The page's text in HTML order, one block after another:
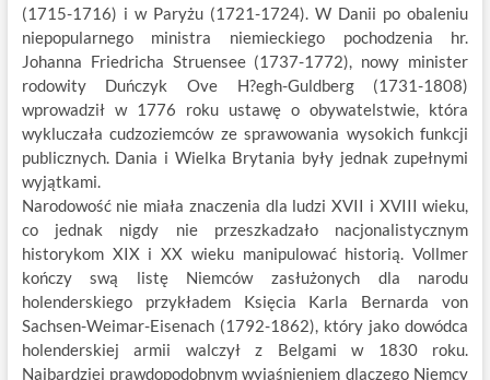
(1715-1716) i w Paryżu (1721-1724). W Danii po obaleniu
niepopularnego ministra niemieckiego pochodzenia hr.
Johanna Friedricha Struensee (1737-1772), nowy minister
rodowity Duńczyk Ove H?egh-Guldberg (1731-1808)
wprowadził w 1776 roku ustawę o obywatelstwie, która
wykluczała cudzoziemców ze sprawowania wysokich funkcji
publicznych. Dania i Wielka Brytania były jednak zupełnymi
wyjątkami.
Narodowość nie miała znaczenia dla ludzi XVII i XVIII wieku,
co jednak nigdy nie przeszkadzało nacjonalistycznym
historykom XIX i XX wieku manipulować historią. Vollmer
kończy swą listę Niemców zasłużonych dla narodu
holenderskiego przykładem Księcia Karla Bernarda von
Sachsen-Weimar-Eisenach (1792-1862), który jako dowódca
holenderskiej armii walczył z Belgami w 1830 roku.
Najbardziej prawdopodobnym wyjaśnieniem dlaczego Niemcy